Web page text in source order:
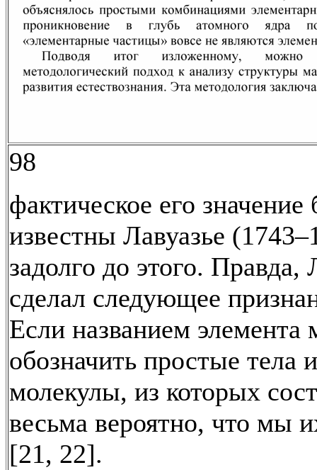
98
фактическое его
известны Лавуазье
задолго до этого. Правда,
сделал следующее
Если названием
обозначить простые тела
молекулы, из которых
весьма вероятно, что мы
[21, 22].